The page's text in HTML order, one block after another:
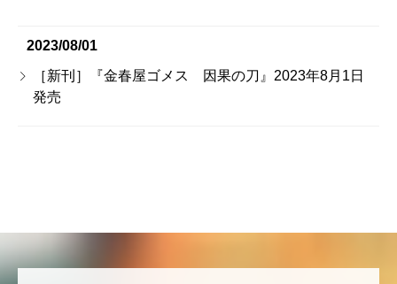
2023/08/01
［新刊］『金春屋ゴメス 因果の刀』2023年8月1日
発売